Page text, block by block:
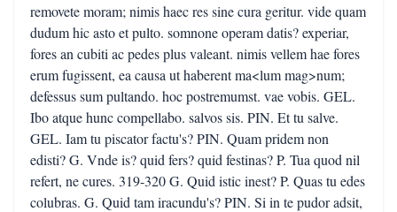
removete moram; nimis haec res sine cura geritur. vide quam
dudum hic asto et pulto. somnone operam datis? experiar,
fores an cubiti ac pedes plus valeant. nimis vellem hae fores
erum fugissent, ea causa ut haberent ma<lum mag>num;
defessus sum pultando. hoc postremumst. vae vobis. GEL.
Ibo atque hunc compellabo. salvos sis. PIN. Et tu salve.
GEL. Iam tu piscator factu's? PIN. Quam pridem non
edisti? G. Vnde is? quid fers? quid festinas? P. Tua quod nil
refert, ne cures. 319-320 G. Quid istic inest? P. Quas tu edes
colubras. G. Quid tam iracundu's? PIN. Si in te pudor adsit,